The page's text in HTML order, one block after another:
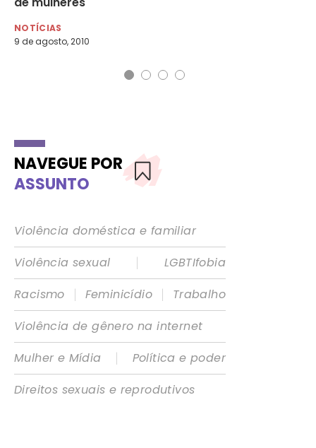
NOTÍCIAS
9 de agosto, 2010
NAVEGUE POR
ASSUNTO
Violência doméstica e familiar
Violência sexual
|
LGBTIfobia
Racismo
| Feminicídio |
Trabalho
Violência de gênero na internet
Mulher e Mídia
|
Política e poder
Direitos sexuais e reprodutivos